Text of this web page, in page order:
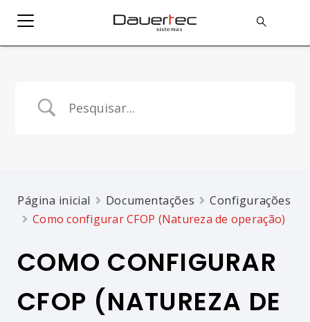
Página inicial Documentações
Configurações
Como configurar CFOP (Natureza de operação)
COMO CONFIGURAR
CFOP (NATUREZA DE